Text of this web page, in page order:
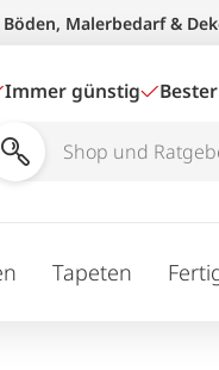
Malerbedarf &
Immer günstig
Shop
Tapeten